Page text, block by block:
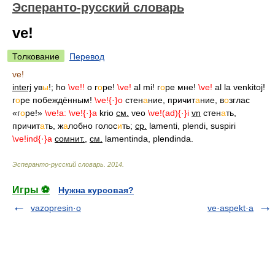
Эсперанто-русский словарь
ve!
Толкование
Перевод
ve!
interj увы!; ho \ve!! о горе! \ve! al mi! горе мне! \ve! al la venkitoj!
горе побеждённым! \ve!{·}o стенание, причитание, возглас
«горе!» \ve!a: \ve!{·}a krio см. veo \ve!(ad){·}i vn стенать,
причитать, жалобно голосить; ср. lamenti, plendi, suspiri
\ve!ind{·}a сомнит. см. lamentinda, plendinda.
Эсперанто-русский словарь 2014
Игры ⚽
Нужна курсовая?
vazopresin·o
ve·aspekt·a